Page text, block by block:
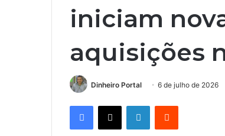
iniciam
aquisições
Dinheiro Portal 6 de julho de 2026
Facebook
X LinkedinReddit